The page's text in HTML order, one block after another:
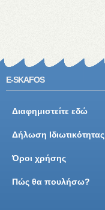
E-SKAFOS
Διαφημιστείτε εδώ
Δήλωση Ιδιωτικότητας
Όροι χρήσης
Πώς θα πουλήσω?